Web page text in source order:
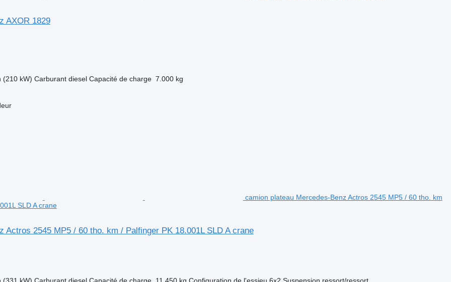
AXOR 1829
(210 kW) Carburant diesel Capacité de charge 7.000 kg
camion plateau Mercedes-Benz Actros 2545 MP5 / 60 tho. km
SLD A crane
Actros 2545 MP5 / 60 tho. km / Palfinger PK 18.001L SLD A crane
(331 kW) Carburant diesel Capacité de charge 11.450 kg Configuration de l'essieu 6x2 Suspension ressort/ressort